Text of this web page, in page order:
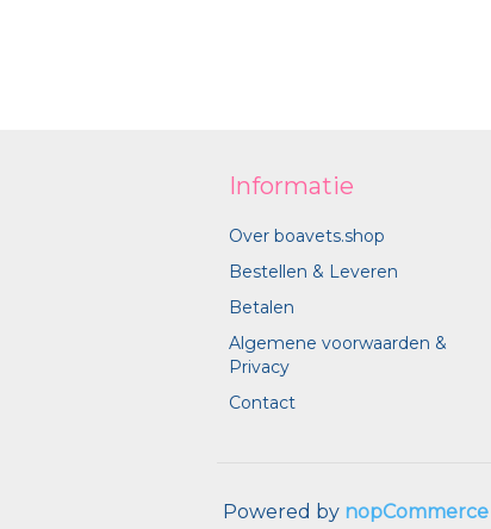
Informatie
Over boavets.shop
Bestellen & Leveren
Betalen
Algemene voorwaarden &
Privacy
Contact
Powered by nopCommerce